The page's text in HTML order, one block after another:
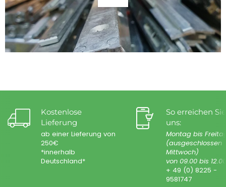
Kostenlose
Lieferung
ab einer Lieferung von
250€
*innerhalb
Deutschland*
So erreichen Sie
uns:
Montag bis
(ausgeschlossen
Mittwoch)
von 09.00 bis
+ 49 (0) 8225 -
9581747